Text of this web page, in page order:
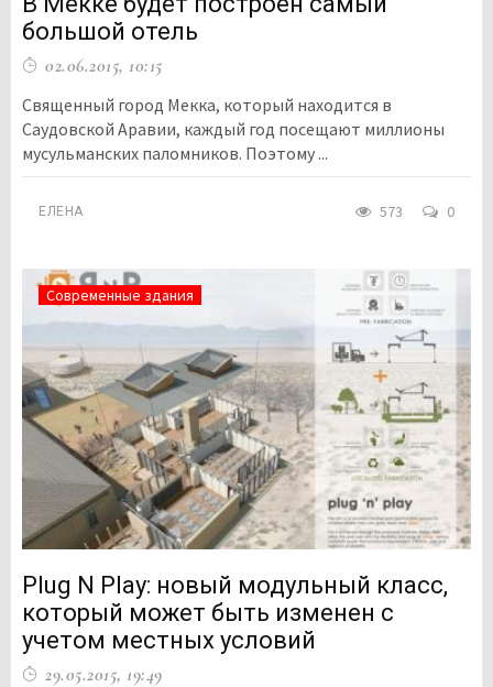
большой отель
02.06.2015, 10:15
Священный город Мекка, который находится в
Саудовской Аравии, каждый год посещают миллионы
мусульманских паломников. Поэтому ...
ЕЛЕНА 573 0
Современные здания
Plug N Play: новый модульный класс,
который может быть изменен с
учетом местных условий
29.05.2015, 19:49